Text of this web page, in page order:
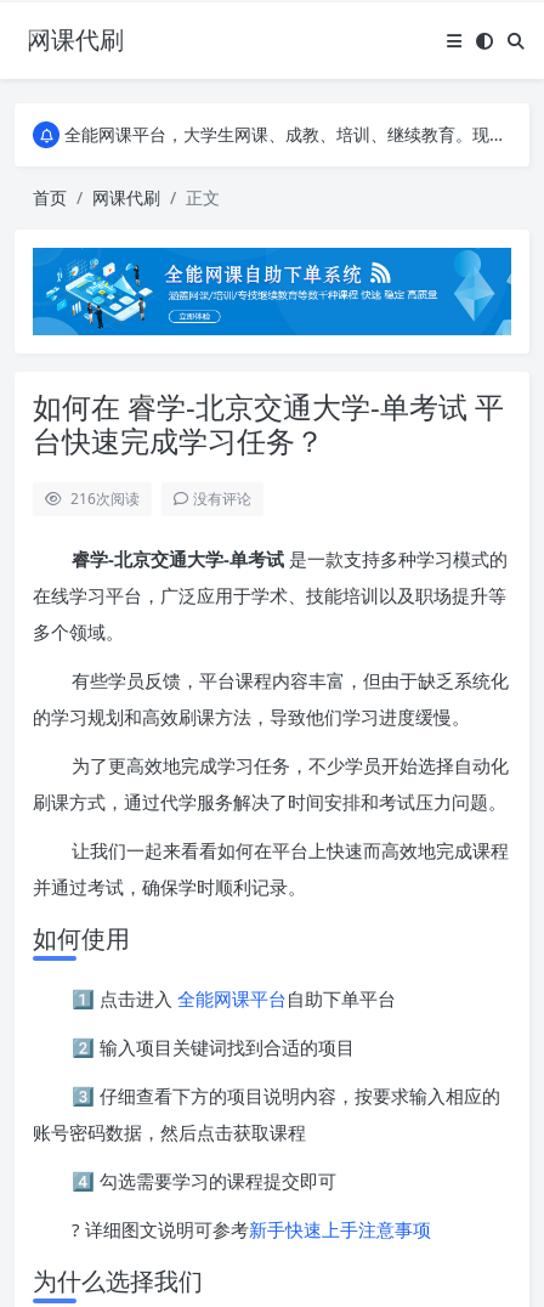
网课代刷
AI论文写作平台，根据真实文献内容生成论文
全能网课平台，大学生网课、成教、培训、继续教育。现已接入代刷代考项目3000+
全能网课平台，大学生网课、成教、培训、继续教育。现已接入代刷代考项目3000+
首页 网课代刷 正文
如何在 睿学-北京交通大学-单考试 平
台快速完成学习任务？
216次阅读 没有评论
睿学-北京交通大学-单考试 是一款支持多种学习模式的
在线学习平台，广泛应用于学术、技能培训以及职场提升等
多个领域。
有些学员反馈，平台课程内容丰富，但由于缺乏系统化
的学习规划和高效刷课方法，导致他们学习进度缓慢。
为了更高效地完成学习任务，不少学员开始选择自动化
刷课方式，通过代学服务解决了时间安排和考试压力问题。
让我们一起来看看如何在平台上快速而高效地完成课程
并通过考试，确保学时顺利记录。
如何使用
1️⃣ 点击进入 全能网课平台自助下单平台
2️⃣ 输入项目关键词找到合适的项目
3️⃣ 仔细查看下方的项目说明内容，按要求输入相应的
账号密码数据，然后点击获取课程
4️⃣ 勾选需要学习的课程提交即可
? 详细图文说明可参考新手快速上手注意事项
为什么选择我们